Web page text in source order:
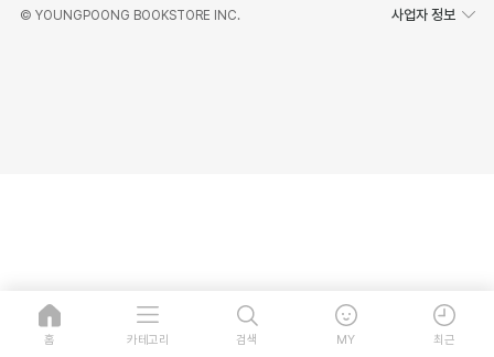
© YOUNGPOONG BOOKSTORE INC. 사업자 정보
홈 카테고리 검색 MY 최근